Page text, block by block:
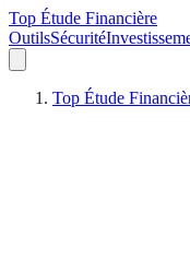
Top Étude Financière
OutilsSécurité
Top Étude